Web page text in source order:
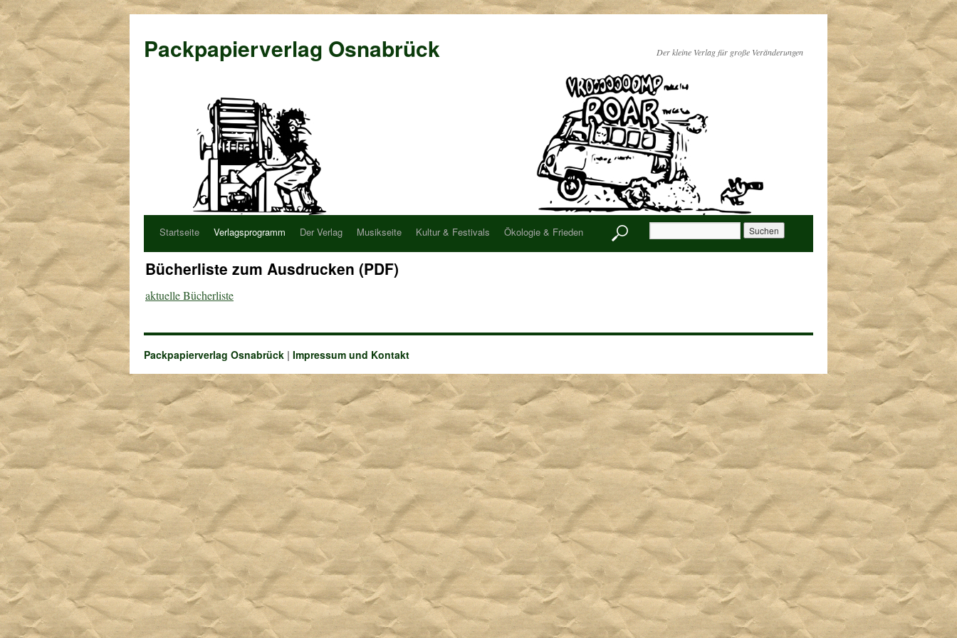
Packpapierverlag Osnabrück Der kleine Verlag für große Veränderungen
Startseite Verlagsprogramm Der Verlag Musikseite Kultur & Festivals Ökologie & Frieden
Bücherliste zum Ausdrucken (PDF)
aktuelle Bücherliste
Packpapierverlag Osnabrück | Impressum und Kontakt